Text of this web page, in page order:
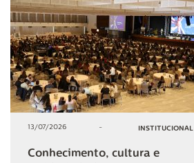
13/07/2026 - INSTITUCIONAL
Conhecimento, cultura e